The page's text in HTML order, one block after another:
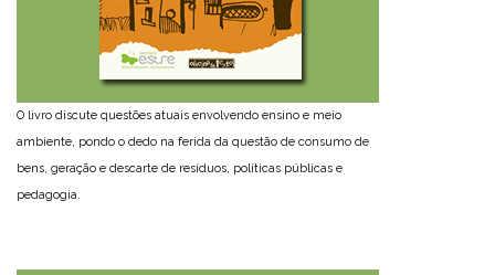
O livro discute questões atuais envolvendo ensino e meio
ambiente, pondo o dedo na ferida da questão de consumo de
bens, geração e descarte de resíduos, políticas públicas e
pedagogia.